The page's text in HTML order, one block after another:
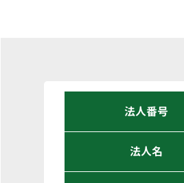
法人番号
法人名